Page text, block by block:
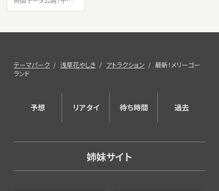
待ち時間は？
テーマパーク 浅草花やしき アトラクション
最新！メリーゴー
ランド
予想 リアタイ 待ち時間 過去
姉妹サイト